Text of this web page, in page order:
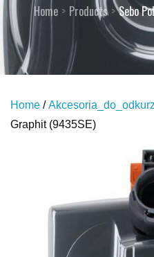
Home Products Sebo
Home /
Graphit (9435SE)